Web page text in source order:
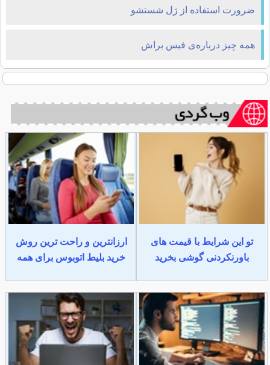
ضرورت استفاده از ژل شستشو
همه چیز درباره‌ی فیس براش
تو این شرایط با قیمت های
باورنکردنی گوشی بخرید
ارزانترین و راحت ترین روش
خرید بلیط اتوبوس برای همه